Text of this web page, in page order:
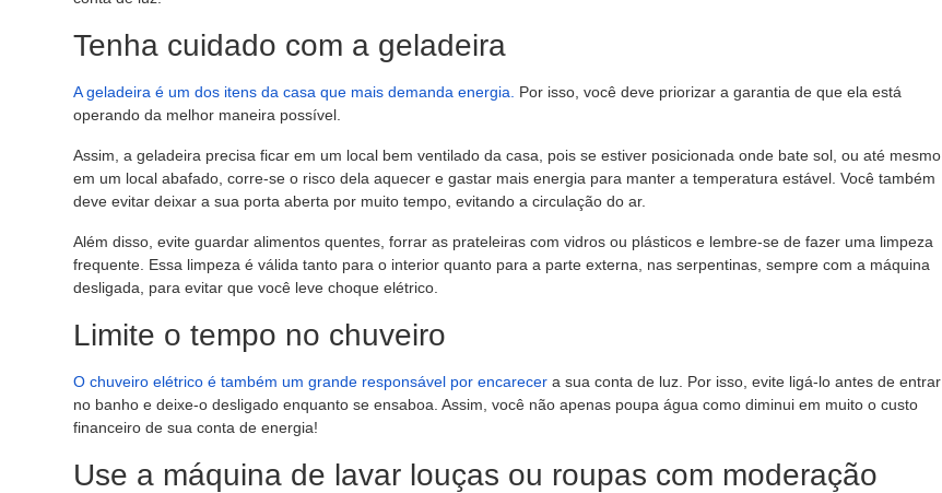
Tenha cuidado com a geladeira
A geladeira é um dos itens da casa que mais demanda energia. Por isso, você deve priorizar a garantia de que ela está
operando da melhor maneira possível.
Assim, a geladeira precisa ficar em um local bem ventilado da casa, pois se estiver posicionada onde bate sol, ou até mesmo
em um local abafado, corre-se o risco dela aquecer e gastar mais energia para manter a temperatura estável. Você também
deve evitar deixar a sua porta aberta por muito tempo, evitando a circulação do ar.
Além disso, evite guardar alimentos quentes, forrar as prateleiras com vidros ou plásticos e lembre-se de fazer uma limpeza
frequente. Essa limpeza é válida tanto para o interior quanto para a parte externa, nas serpentinas, sempre com a máquina
desligada, para evitar que você leve choque elétrico.
Limite o tempo no chuveiro
O chuveiro elétrico é também um grande responsável por encarecer a sua conta de luz. Por isso, evite ligá-lo antes de entrar
no banho e deixe-o desligado enquanto se ensaboa. Assim, você não apenas poupa água como diminui em muito o custo
financeiro de sua conta de energia!
Use a máquina de lavar louças ou roupas com moderação